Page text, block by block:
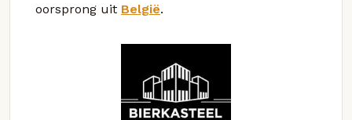
oorsprong uit België.